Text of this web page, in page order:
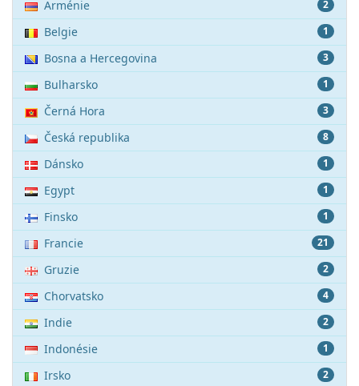
2
Arménie
1
Belgie
3
Bosna a Hercegovina
1
Bulharsko
3
Černá Hora
8
Česká republika
1
Dánsko
1
Egypt
1
Finsko
21
Francie
2
Gruzie
4
Chorvatsko
2
Indie
1
Indonésie
2
Irsko